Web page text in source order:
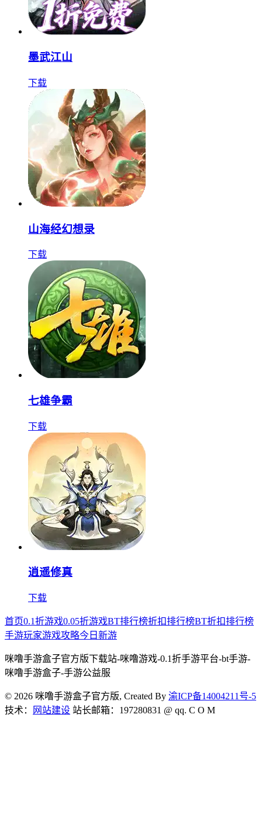
墨武江山
下载
山海经幻想录
下载
七雄争霸
下载
逍遥修真
下载
首页0.1折游戏0.05折游戏BT排行榜折扣排行榜BT折扣排行榜
手游玩家游戏攻略今日新游
咪噜手游盒子官方版下载站-咪噜游戏-0.1折手游平台-bt手游-
咪噜手游盒子-手游公益服
© 2026 咪噜手游盒子官方版, Created By 渝ICP备14004211号-5
技术：
网站建设 站长邮箱：197280831 @ qq. C O M